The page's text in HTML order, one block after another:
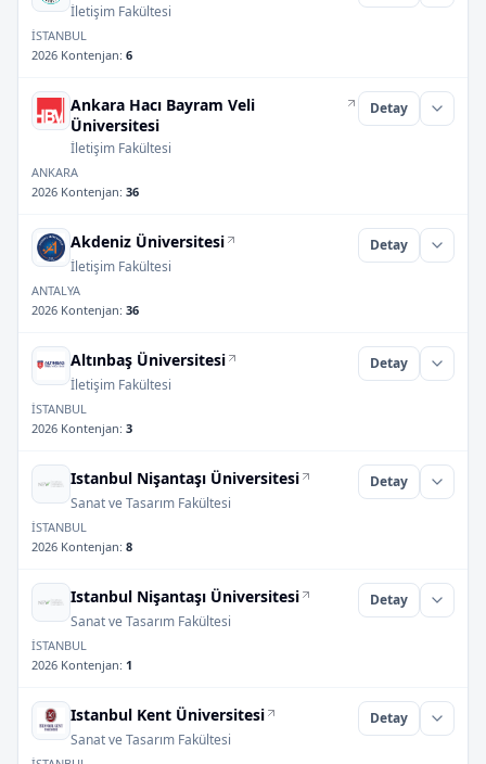
İletişim Fakültesi
İSTANBUL
2026 Kontenjan: 6
Ankara Hacı Bayram Veli
Üniversitesi
İletişim Fakültesi
Detay
ANKARA
2026 Kontenjan: 36
Akdeniz Üniversitesi
İletişim Fakültesi
Detay
ANTALYA
2026 Kontenjan: 36
Altınbaş Üniversitesi
İletişim Fakültesi
Detay
İSTANBUL
2026 Kontenjan: 3
Istanbul Nişantaşı Üniversitesi
Sanat ve Tasarım Fakültesi
Detay
İSTANBUL
2026 Kontenjan: 8
Istanbul Nişantaşı Üniversitesi
Sanat ve Tasarım Fakültesi
Detay
İSTANBUL
2026 Kontenjan: 1
Istanbul Kent Üniversitesi
Sanat ve Tasarım Fakültesi
Detay